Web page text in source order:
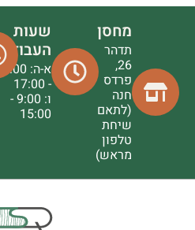
מחסן
תדהר
26,
פרדס
חנה
(לתאם
שיחת
טלפון
מראש)
שעות
העבודה
א-ה: 9:00
- 17:00
ו: 9:00 -
15:00